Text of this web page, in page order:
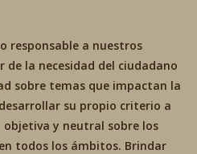
responsable a nuestros
de la necesidad del ciudadano
sobre temas que impactan la
su propio criterio a
y neutral sobre los
todos los ámbitos. Brindar